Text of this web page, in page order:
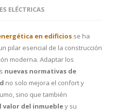
ELÉCTRICAS
en edificios se ha
pilar esencial de la construcción
moderna. Adaptar los
nuevas normativas de
no solo mejora el confort y
sino que también
valor del inmuebley su